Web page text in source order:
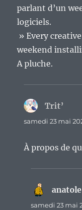
parlant d’un
logiciels.
» Every
weekend
A pluche.
Trit’
samedi 23 mai
À propos de
samedi 23 mai